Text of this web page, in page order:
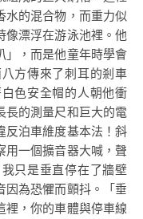
水的混合物，而重力似
像漂浮在游泳池裡。他
」，而是他童年時學會
方傳來了刺耳的剎車
色安全帽的人朝他衝
長的測量尺和巨大的電
反泊車維度基本法！斜
用一個擴音器大喊，聲
只是垂直停在了牆壁
因為恐懼而顫抖。「垂
裡，你的車體與停車線